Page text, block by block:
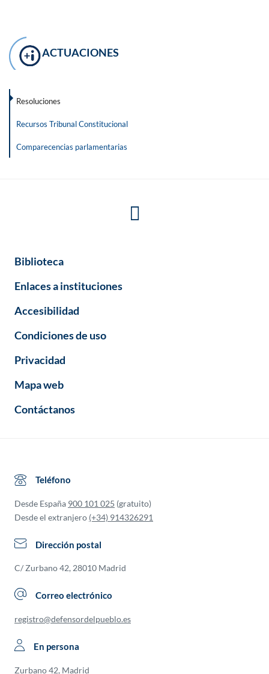
ACTUACIONES
Resoluciones
Recursos Tribunal Constitucional
Comparecencias parlamentarias
Biblioteca
Enlaces a instituciones
Accesibilidad
Condiciones de uso
Privacidad
Mapa web
Contáctanos
Teléfono
Desde España 900 101 025 (gratuito)
Desde el extranjero (+34) 914326291
Dirección postal
C/ Zurbano 42, 28010 Madrid
Correo electrónico
registro@defensordelpueblo.es
En persona
Zurbano 42, Madrid